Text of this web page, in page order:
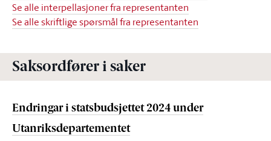
Se alle interpellasjoner fra representanten
Se alle skriftlige spørsmål fra representanten
Saksordfører i saker
Endringar i statsbudsjettet 2024 under
Utanriksdepartementet